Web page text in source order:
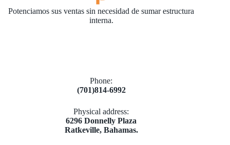
Potenciamos sus ventas sin necesidad de sumar estructura
interna.
Phone:
(701)814-6992
Physical address:
​6296 Donnelly Plaza
Ratkeville, ​Bahamas.